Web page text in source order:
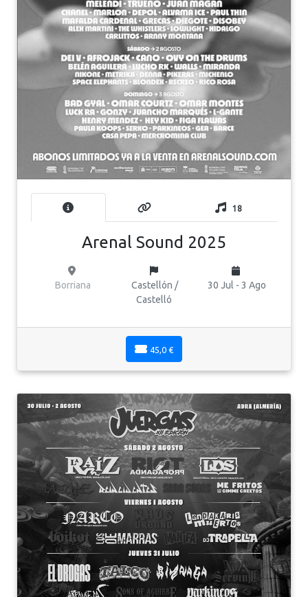
18
Arenal Sound 2025
Borriana
Castellón /
Castelló
30 Jul - 3 Ago
45,0 €